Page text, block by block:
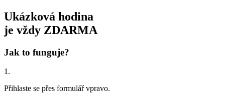
Ukázková hodina
je vždy ZDARMA
Jak to funguje?
1.
Přihlaste se přes formulář vpravo.